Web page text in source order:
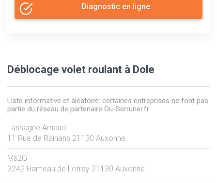
Diagnostic en ligne
Déblocage volet roulant à Dole
Liste informative et aléatoire: certaines entreprises ne font pas
partie du réseau de partenaire Ou-Serrurier.fr
Lassagne Arnaud
11 Rue de Rainans 21130 Auxonne
Ms2G
3242 Hameau de Lorrey 21130 Auxonne